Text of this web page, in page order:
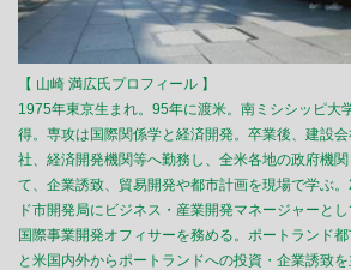
【 山崎 満広氏プロフィール 】
1975年東京生まれ。95年に渡米。南ミシシッピ大
得。専攻は国際関係学と経済開発。卒業後、建設
社、経済開発機関等へ勤務し、全米各地の政府機
て、企業誘致、貿易開発や都市計画を現場で学ぶ
ド市開発局にビジネス・産業開発マネージャーと
国際事業開発オフィサーを務める。ポートランド
と米国内外からポートランドへの投資・企業誘致